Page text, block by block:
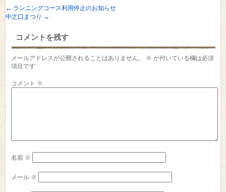
← ランニングコース利用停止のお知らせ
中之口まつり →
コメントを残す
メールアドレスが公開されることはありません。 ※ が付いている欄は必須
項目です
コメント ※
名前 ※
メール ※